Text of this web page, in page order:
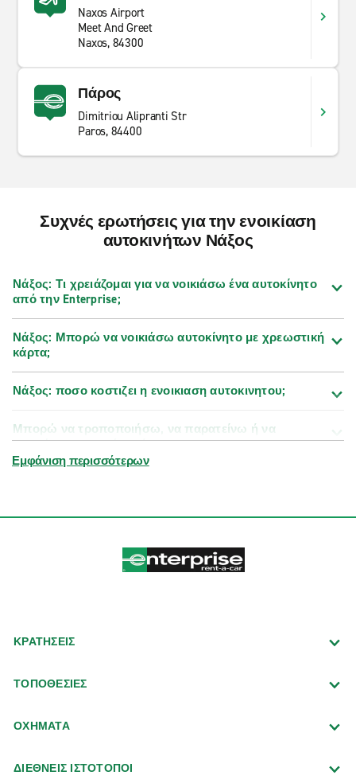
Naxos Airport
Meet And Greet
Naxos, 84300
Πάρος
Dimitriou Alipranti Str
Paros, 84400
Συχνές ερωτήσεις για την ενοικίαση
αυτοκινήτων Νάξος
Νάξος: Τι χρειάζομαι για να νοικιάσω ένα αυτοκίνητο
από την Enterprise;
Νάξος: Μπορώ να νοικιάσω αυτοκίνητο με χρεωστική
κάρτα;
Νάξος: ποσο κοστιζει η ενοικιαση αυτοκινητου;
Μπορώ να τροποποιήσω, να παρατείνω ή να
ακυρώσω την κράτησή μου;
Εμφάνιση περισσότερων
ΚΡΑΤΗΣΕΙΣ
ΤΟΠΟΘΕΣΙΕΣ
ΟΧΗΜΑΤΑ
ΔΙΕΘΝΕΙΣ ΙΣΤΟΤΟΠΟΙ